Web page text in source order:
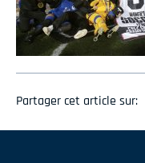
Partager cet article sur: